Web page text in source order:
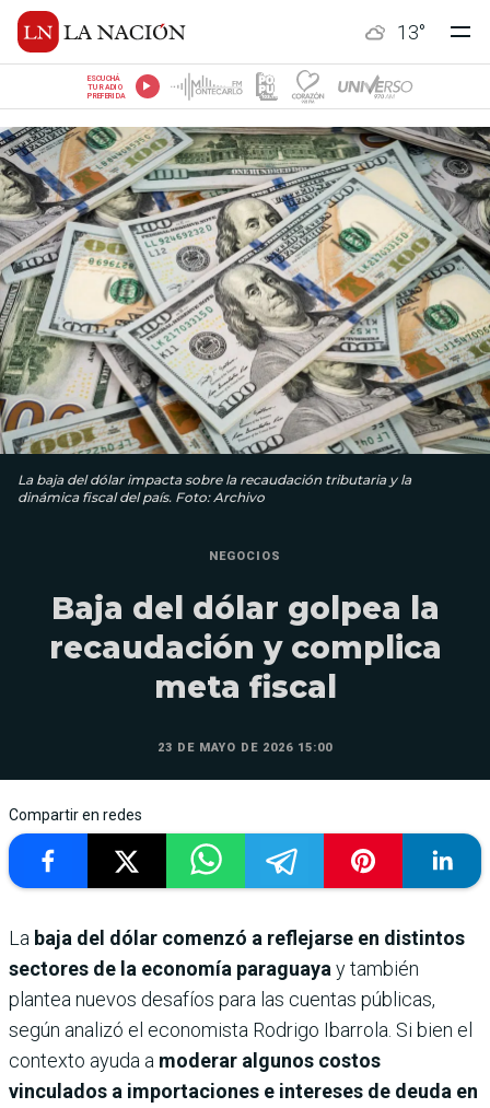
13°
ESCUCHÁ
TU RADIO
PREFERIDA
La baja del dólar impacta sobre la recaudación tributaria y la
dinámica fiscal del país. Foto: Archivo
NEGOCIOS
Baja del dólar golpea la
recaudación y complica
meta fiscal
23 DE MAYO DE 2026 15:00
Compartir en redes
La baja del dólar comenzó a reflejarse en distintos
sectores de la economía paraguaya y también
plantea nuevos desafíos para las cuentas públicas,
según analizó el economista Rodrigo Ibarrola. Si bien el
contexto ayuda a moderar algunos costos
vinculados a importaciones e intereses de deuda en